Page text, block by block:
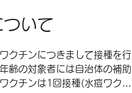
ついて
クチンにつきまして接種を行
齢の対象者には自治体の補助
クチンは1回接種(水痘ワクチ